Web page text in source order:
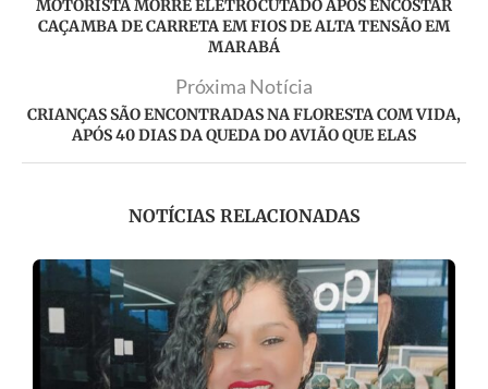
MOTORISTA MORRE ELETROCUTADO APÓS ENCOSTAR
CAÇAMBA DE CARRETA EM FIOS DE ALTA TENSÃO EM
MARABÁ
Próxima Notícia
CRIANÇAS SÃO ENCONTRADAS NA FLORESTA COM VIDA,
APÓS 40 DIAS DA QUEDA DO AVIÃO QUE ELAS
NOTÍCIAS RELACIONADAS